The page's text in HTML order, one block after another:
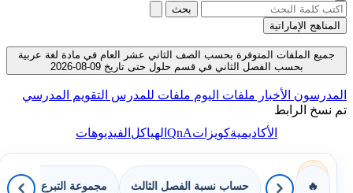
بحث
المناهج الإماراتية
جميع الملفات المتوفرة بحسب الصف الثاني عشر العام في مادة لغة عربية
بحسب الفصل الثاني في قسم حلول حتى تاريخ 09-08-2026
المدرسون الأخبار ملفات اليوم ملفات للمدرس التقويم المدرسي
تم نسخ الرابط
الأكاديميةكويزاتQnAالهياكلالفيديوهات
🔥 حساب نسبة الفصل الثالث مجموعة التبرع بالكتب